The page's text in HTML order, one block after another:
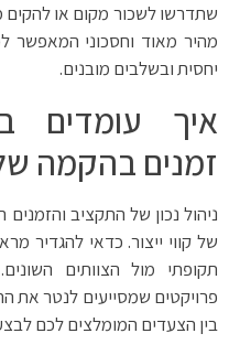
שתדרשו לשכור מקום או להקים
מהיר מאוד וחסכוני המאפשר
יחסית ובשלבים מובנים.
איך עומדים
זמנים בהקמה של
ניהול נכון של התקציב
של קווי ייצור. כדאי להגדיר
תקופתי מול הצוותים
פרויקטים שמסייעים לנטר את
בין הצעדים המומלצים לכם